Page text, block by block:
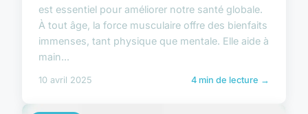
est essentiel pour améliorer notre santé globale.
À tout âge, la force musculaire offre des bienfaits
immenses, tant physique que mentale. Elle aide à
main...
10 avril 2025 4 min de lecture →